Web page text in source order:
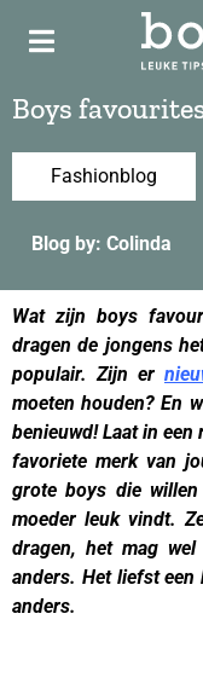
Boys
Fashionblog
Blog by: Colinda
Wat zijn boys
dragen de jongens
populair. Zijn er
moeten houden? En
benieuwd! Laat in
favoriete merk van
grote boys die
moeder leuk vindt.
dragen, het mag
anders. Het liefst een
anders.